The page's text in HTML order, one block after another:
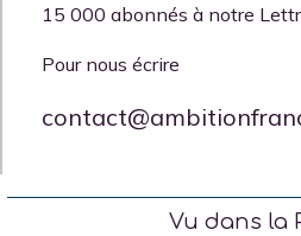
15 000 abonnés à notre
Pour nous écrire
Vu dans la